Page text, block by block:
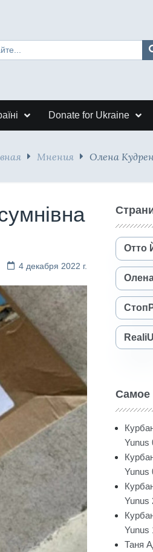
Donate for Ukraine
Мнения Олена
4 декабря 2022 г.
Отто
Самое
Yunus
Yunus
Yunus
Yunus
Таня